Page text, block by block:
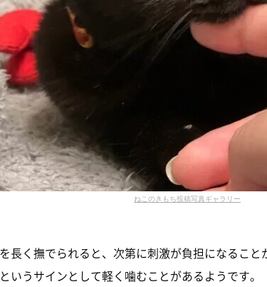
ねこのきもち投稿写真ギャラリー
長く撫でられると、次第に刺激が負担になるこ
いうサインとして軽く噛むことがあるようです。